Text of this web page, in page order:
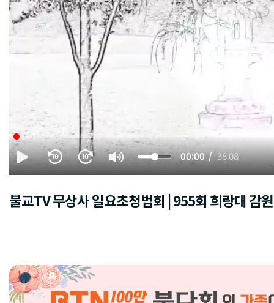
00:00 38:08
불교TV 무상사 일요초청법회 | 955회 희랑대 감